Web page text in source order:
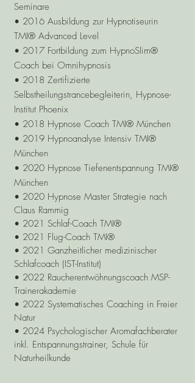
Seminare
• 2016 Ausbildung zur Hypnotiseurin
TMI® Advanced Level
• 2017 Fortbildung zum HypnoSlim®
Coach bei Omnihypnosis
• 2018 Zertifizierte
Selbstheilungstrancebegleiterin, Hypnose-
Institut Phoenix
• 2018 Hypnose Coach TMI® München
• 2019 Hypnoanalyse Intensiv TMI®
München
• 2020 Hypnose Tiefenentspannung TMI®
München
• 2020 Hypnose Master Strategie nach
Claus Rammig
• 2021 Schlaf-Coach TMI®
• 2021 Flug-Coach TMI®
• 2021 Ganzheitlicher medizinischer
Schlafcoach (IST-Institut)
• 2022 Raucherentwöhnungscoach MSP-
Trainerakademie
• 2022 Systematisches Coaching in Freier
Natur
• 2024 Psychologischer Aromafachberater
inkl. Entspannungstrainer, Schule für
Naturheilkunde